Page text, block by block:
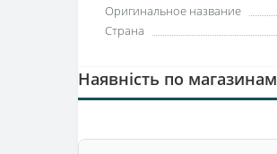
Оригинальное название
Страна
Наявність по магазинам